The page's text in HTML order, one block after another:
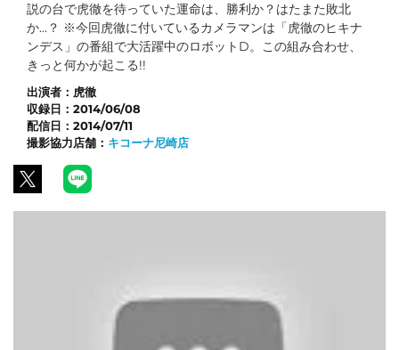
説の台で虎徹を待っていた運命は、勝利か？はたまた敗北
か...？ ※今回虎徹に付いているカメラマンは「虎徹のヒキナ
ンデス」の番組で大活躍中のロボットD。この組み合わせ、
きっと何かが起こる!!
出演者： 虎徹
収録日： 2014/06/08
配信日： 2014/07/11
撮影協力店舗： キコーナ尼崎店